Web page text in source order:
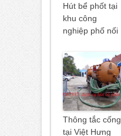
Hút bể phốt tại
khu công
nghiệp phố nối
Thông tắc cống
tại Việt Hưng